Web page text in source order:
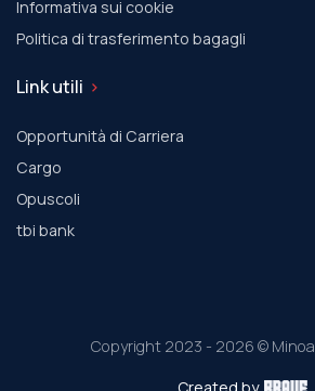
Informativa sui cookie
Politica di trasferimento bagagli
Link utili
Opportunità di Carriera
Cargo
Οpuscoli
tbi bank
Copyright 2023 - 2026 ©